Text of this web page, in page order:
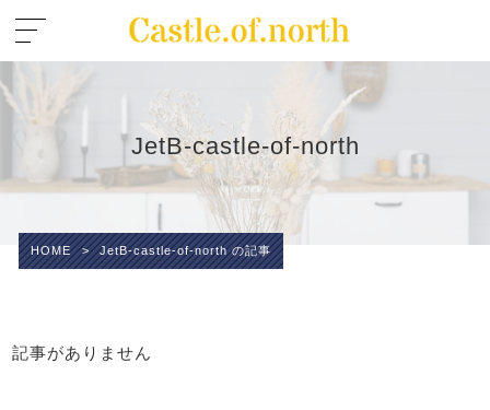
JetB-castle-of-north
HOME > JetB-castle-of-north の記事
記事がありません